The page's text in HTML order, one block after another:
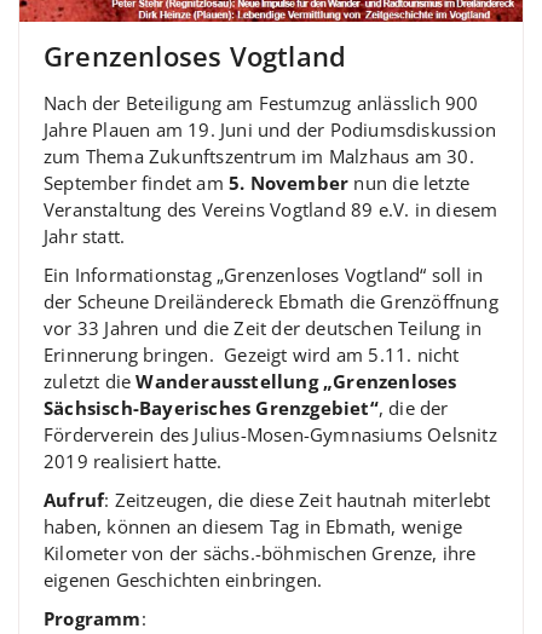
Grenzenloses Vogtland
Nach der Beteiligung am Festumzug anlässlich 900
Jahre Plauen am 19. Juni und der Podiumsdiskussion
zum Thema Zukunftszentrum im Malzhaus am 30.
September findet am 5. November nun die letzte
Veranstaltung des Vereins Vogtland 89 e.V. in diesem
Jahr statt.
Ein Informationstag „Grenzenloses Vogtland“ soll in
der Scheune Dreiländereck Ebmath die Grenzöffnung
vor 33 Jahren und die Zeit der deutschen Teilung in
Erinnerung bringen. Gezeigt wird am 5.11. nicht
zuletzt dieWanderausstellung „Grenzenloses
Sächsisch-Bayerisches Grenzgebiet“, die der
Förderverein des Julius-Mosen-Gymnasiums Oelsnitz
2019 realisiert hatte.
Aufruf: Zeitzeugen, die diese Zeit hautnah miterlebt
haben, können an diesem Tag in Ebmath, wenige
Kilometer von der sächs.-böhmischen Grenze, ihre
eigenen Geschichten einbringen.
Programm: